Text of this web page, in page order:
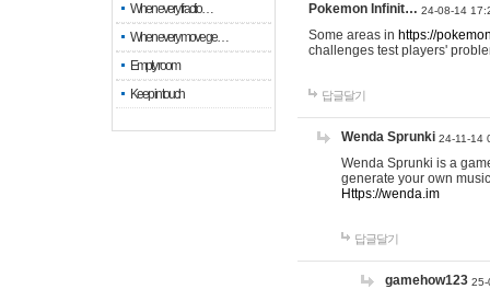
When every fractio…
When every move ge…
Empty room
Keep in touch
Pokemon Infinit… 24-08-14
Some areas in https://
challenges test players'
답글달기
Wenda Sprunki 24-11-14
Wenda Sprunki is a
generate your own
Https://wenda.im
답글달기
gamehow123 25-